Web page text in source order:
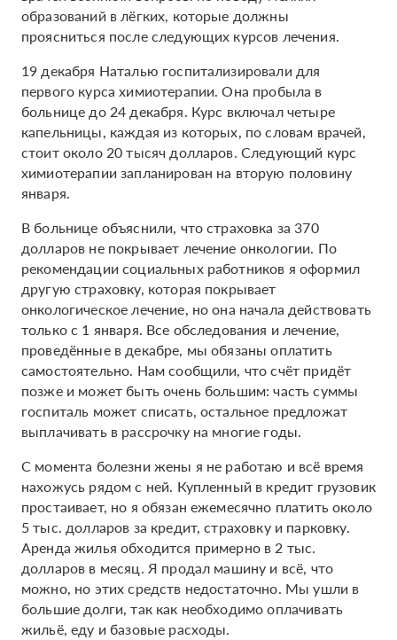
образований в лёгких, которые должны
проясниться после следующих курсов лечения.
19 декабря Наталью госпитализировали для
первого курса химиотерапии. Она пробыла в
больнице до 24 декабря. Курс включал четыре
капельницы, каждая из которых, по словам врачей,
стоит около 20 тысяч долларов. Следующий курс
химиотерапии запланирован на вторую половину
января.
В больнице объяснили, что страховка за 370
долларов не покрывает лечение онкологии. По
рекомендации социальных работников я оформил
другую страховку, которая покрывает
онкологическое лечение, но она начала действовать
только с 1 января. Все обследования и лечение,
проведённые в декабре, мы обязаны оплатить
самостоятельно. Нам сообщили, что счёт придёт
позже и может быть очень большим: часть суммы
госпиталь может списать, остальное предложат
выплачивать в рассрочку на многие годы.
С момента болезни жены я не работаю и всё время
нахожусь рядом с ней. Купленный в кредит грузовик
простаивает, но я обязан ежемесячно платить около
5 тыс. долларов за кредит, страховку и парковку.
Аренда жилья обходится примерно в 2 тыс.
долларов в месяц. Я продал машину и всё, что
можно, но этих средств недостаточно. Мы ушли в
большие долги, так как необходимо оплачивать
жильё, еду и базовые расходы.